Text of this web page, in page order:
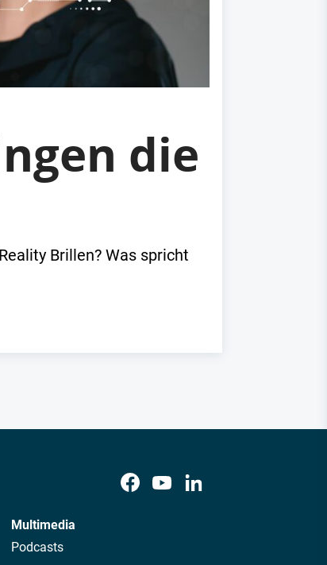
die
Brillen? Was spricht
Multimedia
Podcasts